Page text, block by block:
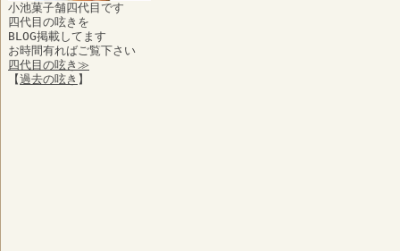
小池菓子舗四代目です
四代目の呟きを
BLOG掲載してます
お時間有ればご覧下さい
四代目の呟き≫
【過去の呟き 】